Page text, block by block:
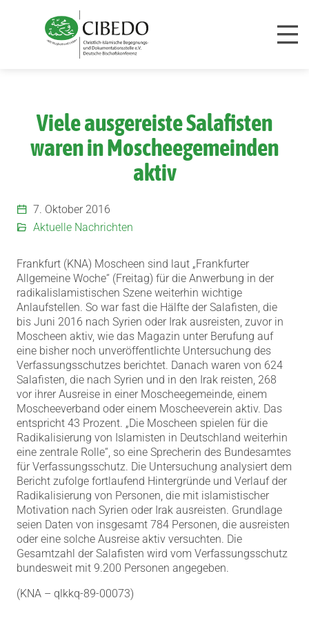
Viele ausgereiste Salafisten
waren in Moscheegemeinden
aktiv
7. Oktober 2016
Aktuelle Nachrichten
Frankfurt (KNA) Moscheen sind laut „Frankfurter
Allgemeine Woche“ (Freitag) für die Anwerbung in der
radikalislamistischen Szene weiterhin wichtige
Anlaufstellen. So war fast die Hälfte der Salafisten, die
bis Juni 2016 nach Syrien oder Irak ausreisten, zuvor in
Moscheen aktiv, wie das Magazin unter Berufung auf
eine bisher noch unveröffentlichte Untersuchung des
Verfassungsschutzes berichtet. Danach waren von 624
Salafisten, die nach Syrien und in den Irak reisten, 268
vor ihrer Ausreise in einer Moscheegemeinde, einem
Moscheeverband oder einem Moscheeverein aktiv. Das
entspricht 43 Prozent. „Die Moscheen spielen für die
Radikalisierung von Islamisten in Deutschland weiterhin
eine zentrale Rolle“, so eine Sprecherin des Bundesamtes
für Verfassungsschutz. Die Untersuchung analysiert dem
Bericht zufolge fortlaufend Hintergründe und Verlauf der
Radikalisierung von Personen, die mit islamistischer
Motivation nach Syrien oder Irak ausreisten. Grundlage
seien Daten von insgesamt 784 Personen, die ausreisten
oder eine solche Ausreise aktiv versuchten. Die
Gesamtzahl der Salafisten wird vom Verfassungsschutz
bundesweit mit 9.200 Personen angegeben.
(KNA – qlkkq-89-00073)